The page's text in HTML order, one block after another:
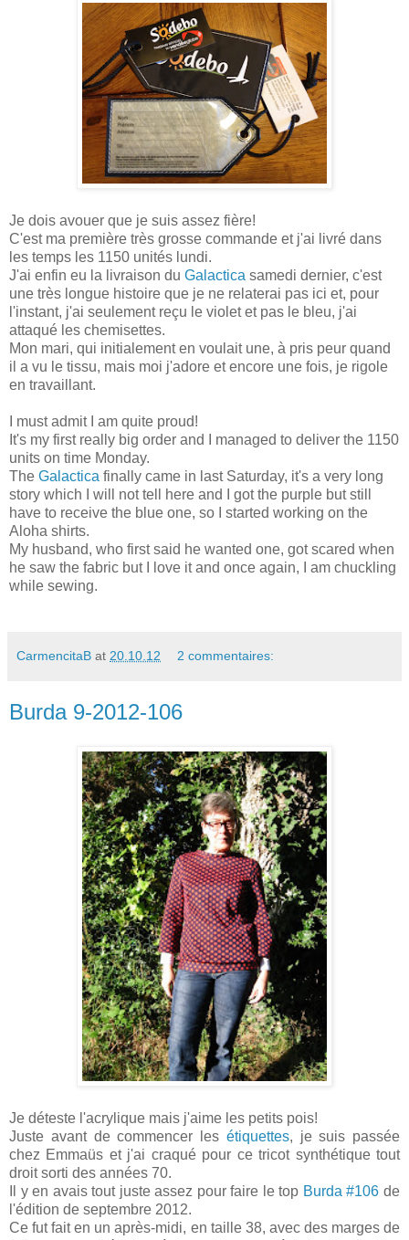
Je dois avouer que je suis assez fière!
C'est ma première très grosse commande et j'ai livré dans
les temps les 1150 unités lundi.
J'ai enfin eu la livraison du Galactica samedi dernier, c'est
une très longue histoire que je ne relaterai pas ici et, pour
l'instant, j'ai seulement reçu le violet et pas le bleu, j'ai
attaqué les chemisettes.
Mon mari, qui initialement en voulait une, à pris peur quand
il a vu le tissu, mais moi j'adore et encore une fois, je rigole
en travaillant.
I must admit I am quite proud!
It's my first really big order and I managed to deliver the 1150
units on time Monday.
The Galactica finally came in last Saturday, it's a very long
story which I will not tell here and I got the purple but still
have to receive the blue one, so I started working on the
Aloha shirts.
My husband, who first said he wanted one, got scared when
he saw the fabric but I love it and once again, I am chuckling
while sewing.
CarmencitaB at 20.10.12 2 commentaires:
Burda 9-2012-106
Je déteste l'acrylique mais j'aime les petits pois!
Juste avant de commencer les étiquettes, je suis passée
chez Emmaüs et j'ai craqué pour ce tricot synthétique tout
droit sorti des années 70.
Il y en avais tout juste assez pour faire le top Burda #106 de
l'édition de septembre 2012.
Ce fut fait en un après-midi, en taille 38, avec des marges de